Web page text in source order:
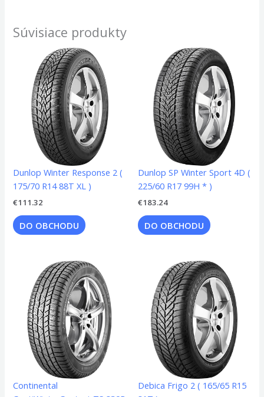
Súvisiace produkty
Dunlop Winter Response 2 (
175/70 R14 88T XL )
€111.32
DO OBCHODU
Dunlop SP Winter Sport 4D (
225/60 R17 99H * )
€183.24
DO OBCHODU
Continental
Debica Frigo 2 ( 165/65 R15